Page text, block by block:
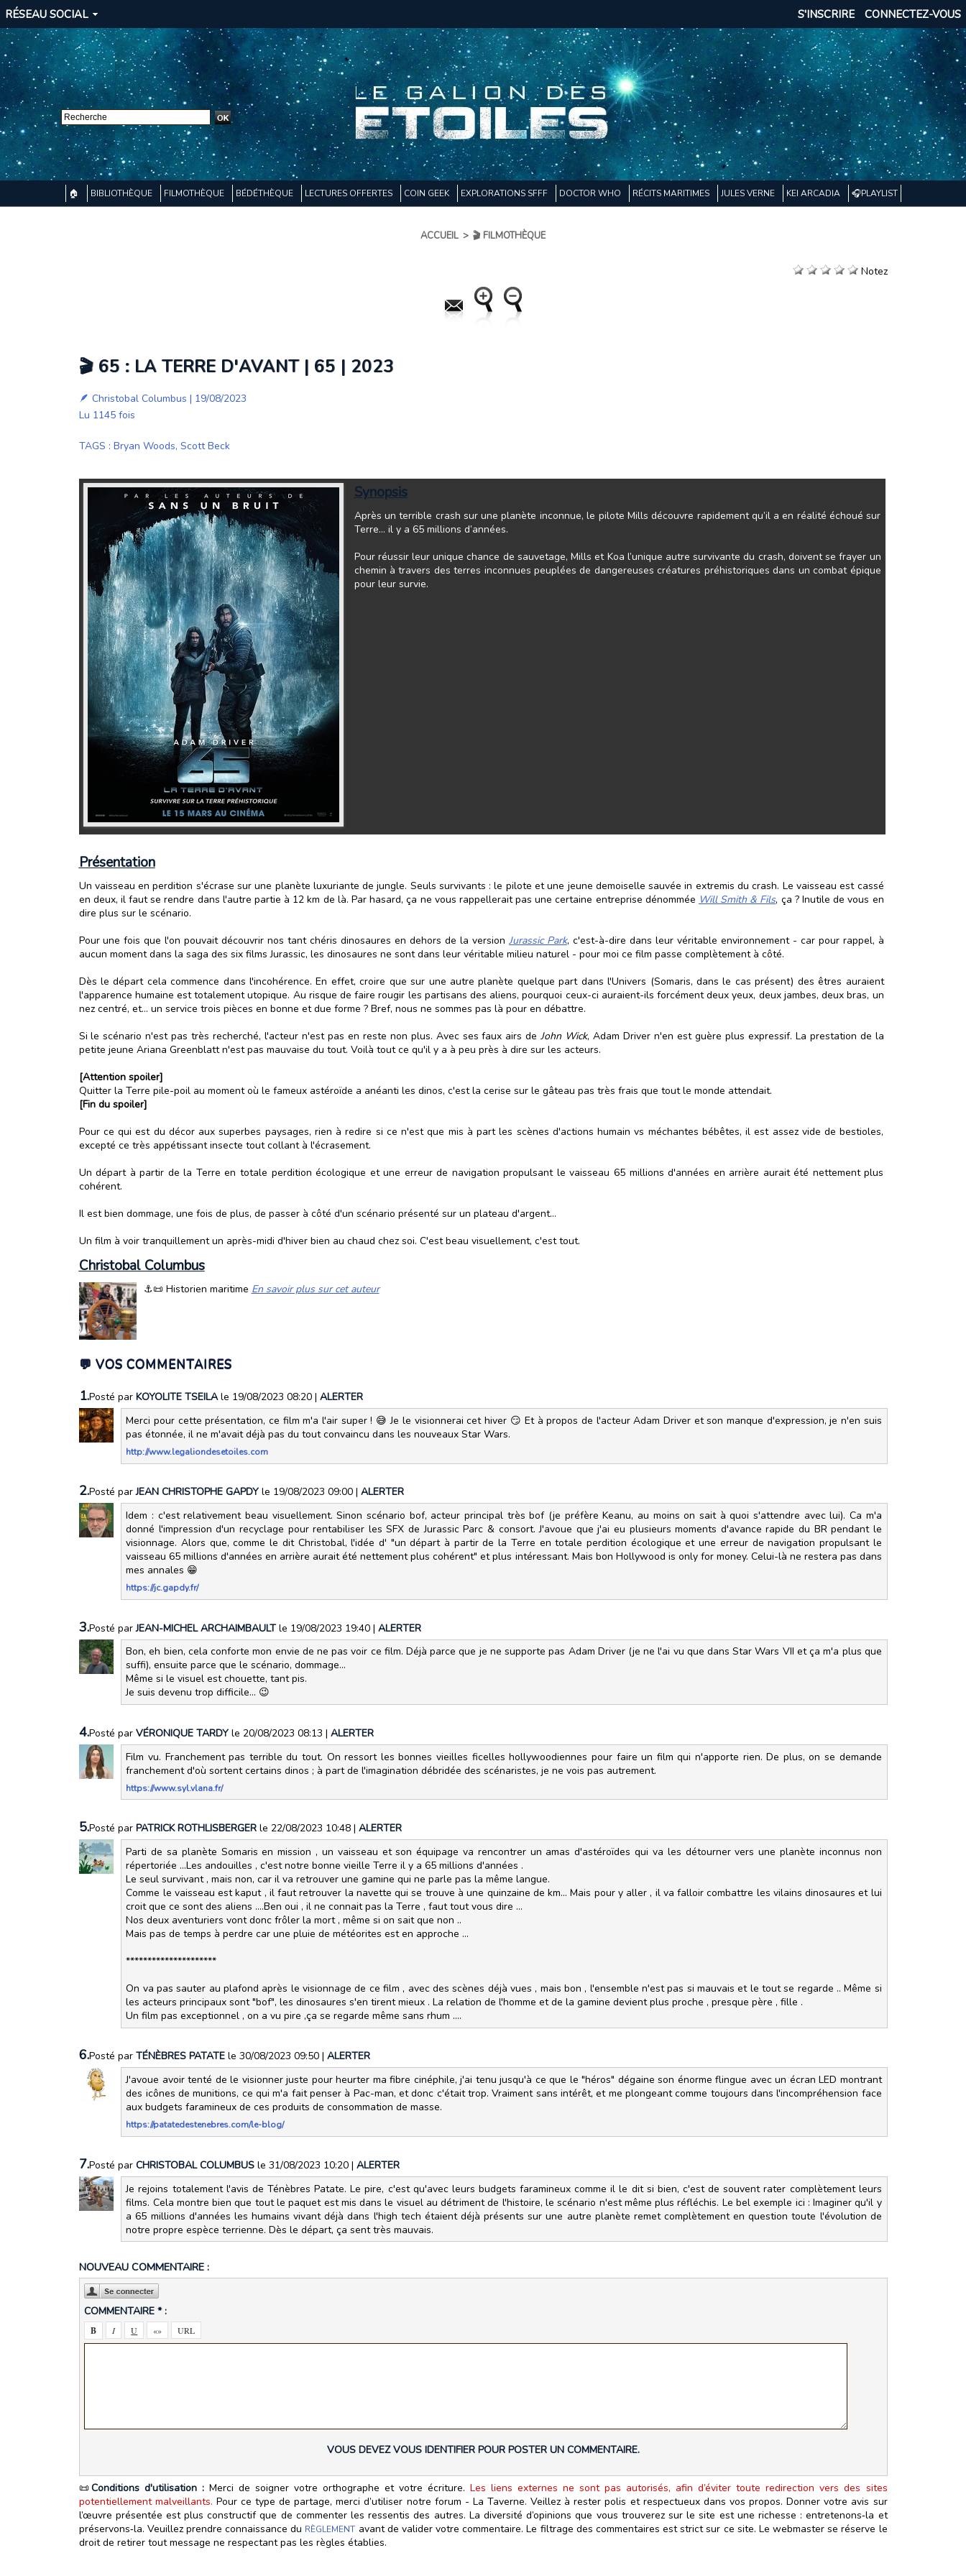
RÉSEAU SOCIAL CONNECTEZ-VOUS
S'INSCRIRE
🏠 BIBLIOTHÈQUE FILMOTHÈQUE BÉDÉTHÈQUE LECTURES OFFERTES COIN GEEK EXPLORATIONS SFFF DOCTOR WHO RÉCITS MARITIMES JULES VERNE KEI ARCADIA 🎧PLAYLIST
ACCUEIL > 🎬 FILMOTHÈQUE
Notez
🎬 65 : LA TERRE D'AVANT | 65 | 2023
🪶 Christobal Columbus | 19/08/2023
Lu 1145 fois
TAGS : Bryan Woods, Scott Beck
Synopsis
Après un terrible crash sur une planète inconnue, le pilote Mills découvre rapidement qu’il a en réalité échoué sur
Terre… il y a 65 millions d’années.
Pour réussir leur unique chance de sauvetage, Mills et Koa l’unique autre survivante du crash, doivent se frayer un
chemin à travers des terres inconnues peuplées de dangereuses créatures préhistoriques dans un combat épique
pour leur survie.
Présentation
Un vaisseau en perdition s'écrase sur une planète luxuriante de jungle. Seuls survivants : le pilote et une jeune demoiselle sauvée in extremis du crash. Le vaisseau est cassé
en deux, il faut se rendre dans l'autre partie à 12 km de là. Par hasard, ça ne vous rappellerait pas une certaine entreprise dénommée Will Smith & Fils, ça ? Inutile de vous en
dire plus sur le scénario.
Pour une fois que l'on pouvait découvrir nos tant chéris dinosaures en dehors de la version Jurassic Park, c'est-à-dire dans leur véritable environnement - car pour rappel, à
aucun moment dans la saga des six films Jurassic, les dinosaures ne sont dans leur véritable milieu naturel - pour moi ce film passe complètement à côté.
Dès le départ cela commence dans l'incohérence. En effet, croire que sur une autre planète quelque part dans l'Univers (Somaris, dans le cas présent) des êtres auraient
l'apparence humaine est totalement utopique. Au risque de faire rougir les partisans des aliens, pourquoi ceux-ci auraient-ils forcément deux yeux, deux jambes, deux bras, un
nez centré, et... un service trois pièces en bonne et due forme ? Bref, nous ne sommes pas là pour en débattre.
Si le scénario n'est pas très recherché, l'acteur n'est pas en reste non plus. Avec ses faux airs deJohn Wick, Adam Driver n'en est guère plus expressif. La prestation de la
petite jeune Ariana Greenblatt n'est pas mauvaise du tout. Voilà tout ce qu'il y a à peu près à dire sur les acteurs.
[Attention spoiler]
Quitter la Terre pile-poil au moment où le fameux astéroïde a anéanti les dinos, c'est la cerise sur le gâteau pas très frais que tout le monde attendait.
[Fin du spoiler]
Pour ce qui est du décor aux superbes paysages, rien à redire si ce n'est que mis à part les scènes d'actions humain vs méchantes bébêtes, il est assez vide de bestioles,
excepté ce très appétissant insecte tout collant à l'écrasement.
Un départ à partir de la Terre en totale perdition écologique et une erreur de navigation propulsant le vaisseau 65 millions d'années en arrière aurait été nettement plus
cohérent.
Il est bien dommage, une fois de plus, de passer à côté d'un scénario présenté sur un plateau d'argent...
Un film à voir tranquillement un après-midi d'hiver bien au chaud chez soi. C'est beau visuellement, c'est tout.
Christobal Columbus
⚓📜 Historien maritime En savoir plus sur cet auteur
💬 VOS COMMENTAIRES
1.Posté par KOYOLITE TSEILAle 19/08/2023 08:20 | ALERTER
Merci pour cette présentation, ce film m'a l'air super ! 😅 Je le visionnerai cet hiver 😏 Et à propos de l'acteur Adam Driver et son manque d'expression, je n'en suis
pas étonnée, il ne m'avait déjà pas du tout convaincu dans les nouveaux Star Wars.
http://www.legaliondesetoiles.com
2.Posté parJEAN CHRISTOPHE GAPDY le 19/08/2023 09:00 | ALERTER
Idem : c'est relativement beau visuellement. Sinon scénario bof, acteur principal très bof (je préfère Keanu, au moins on sait à quoi s'attendre avec lui). Ca m'a
donné l'impression d'un recyclage pour rentabiliser les SFX de Jurassic Parc & consort. J'avoue que j'ai eu plusieurs moments d'avance rapide du BR pendant le
visionnage. Alors que, comme le dit Christobal, l'idée d' "un départ à partir de la Terre en totale perdition écologique et une erreur de navigation propulsant le
vaisseau 65 millions d'années en arrière aurait été nettement plus cohérent" et plus intéressant. Mais bon Hollywood is only for money. Celui-là ne restera pas dans
mes annales 😁
https://jc.gapdy.fr/
3.Posté parJEAN-MICHEL ARCHAIMBAULTle 19/08/2023 19:40 | ALERTER
Bon, eh bien, cela conforte mon envie de ne pas voir ce film. Déjà parce que je ne supporte pas Adam Driver (je ne l'ai vu que dans Star Wars VII et ça m'a plus que
suffi), ensuite parce que le scénario, dommage...
Même si le visuel est chouette, tant pis.
Je suis devenu trop difficile... 😉
4.Posté par VÉRONIQUE TARDY le 20/08/2023 08:13 | ALERTER
Film vu. Franchement pas terrible du tout. On ressort les bonnes vieilles ficelles hollywoodiennes pour faire un film qui n'apporte rien. De plus, on se demande
franchement d'où sortent certains dinos ; à part de l'imagination débridée des scénaristes, je ne vois pas autrement.
https://www.syl.vlana.fr/
5.Posté par PATRICK ROTHLISBERGER le 22/08/2023 10:48 | ALERTER
Parti de sa planète Somaris en mission , un vaisseau et son équipage va rencontrer un amas d'astéroïdes qui va les détourner vers une planète inconnus non
répertoriée ...Les andouilles , c'est notre bonne vieille Terre il y a 65 millions d'années .
Le seul survivant , mais non, car il va retrouver une gamine qui ne parle pas la même langue.
Comme le vaisseau est kaput , il faut retrouver la navette qui se trouve à une quinzaine de km... Mais pour y aller , il va falloir combattre les vilains dinosaures et lui
croit que ce sont des aliens ....Ben oui , il ne connait pas la Terre , faut tout vous dire ...
Nos deux aventuriers vont donc frôler la mort , même si on sait que non ..
Mais pas de temps à perdre car une pluie de météorites est en approche ...
*********************
On va pas sauter au plafond après le visionnage de ce film , avec des scènes déjà vues , mais bon , l'ensemble n'est pas si mauvais et le tout se regarde .. Même si
les acteurs principaux sont "bof", les dinosaures s'en tirent mieux . La relation de l'homme et de la gamine devient plus proche , presque père , fille .
Un film pas exceptionnel , on a vu pire ,ça se regarde même sans rhum ....
6.Posté par TÉNÈBRES PATATE le 30/08/2023 09:50 | ALERTER
J'avoue avoir tenté de le visionner juste pour heurter ma fibre cinéphile, j'ai tenu jusqu'à ce que le "héros" dégaine son énorme flingue avec un écran LED montrant
des icônes de munitions, ce qui m'a fait penser à Pac-man, et donc c'était trop. Vraiment sans intérêt, et me plongeant comme toujours dans l'incompréhension face
aux budgets faramineux de ces produits de consommation de masse.
https://patatedestenebres.com/le-blog/
7.Posté par CHRISTOBAL COLUMBUS le 31/08/2023 10:20 | ALERTER
Je rejoins totalement l'avis de Ténèbres Patate. Le pire, c'est qu'avec leurs budgets faramineux comme il le dit si bien, c'est de souvent rater complètement leurs
films. Cela montre bien que tout le paquet est mis dans le visuel au détriment de l'histoire, le scénario n'est même plus réfléchis. Le bel exemple ici : Imaginer qu'il y
a 65 millions d'années les humains vivant déjà dans l'high tech étaient déjà présents sur une autre planète remet complètement en question toute l'évolution de
notre propre espèce terrienne. Dès le départ, ça sent très mauvais.
NOUVEAU COMMENTAIRE :
COMMENTAIRE * :
VOUS DEVEZ VOUS IDENTIFIER POUR POSTER UN COMMENTAIRE.
📜Conditions d'utilisation :Merci de soigner votre orthographe et votre écriture.Les liens externes ne sont pas autorisés, afin d’éviter toute redirection vers des sites
potentiellement malveillants. Pour ce type de partage, merci d’utiliser notre forum - La Taverne. Veillez à rester polis et respectueux dans vos propos. Donner votre avis sur
l’œuvre présentée est plus constructif que de commenter les ressentis des autres. La diversité d’opinions que vous trouverez sur le site est une richesse : entretenons‑la et
préservons‑la. Veuillez prendre connaissance du RÈGLEMENT avant de valider votre commentaire. Le filtrage des commentaires est strict sur ce site. Le webmaster se réserve le
droit de retirer tout message ne respectant pas les règles établies.